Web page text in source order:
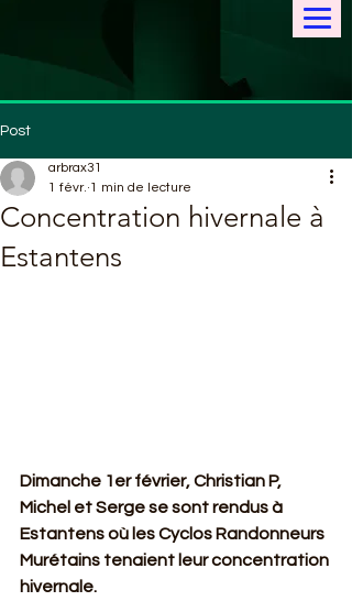
Post
Concentration hivernale à
Estantens
arbrax31
1 févr. 1 min de lecture
Dimanche 1er février, Christian P,
Michel et Serge se sont rendus à
Estantens où les Cyclos Randonneurs
Murétains tenaient leur concentration
hivernale.